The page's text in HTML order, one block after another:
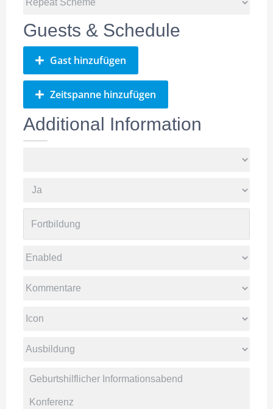
Guests & Schedule
Gast hinzufügen
Zeitspanne hinzufügen
Additional Information